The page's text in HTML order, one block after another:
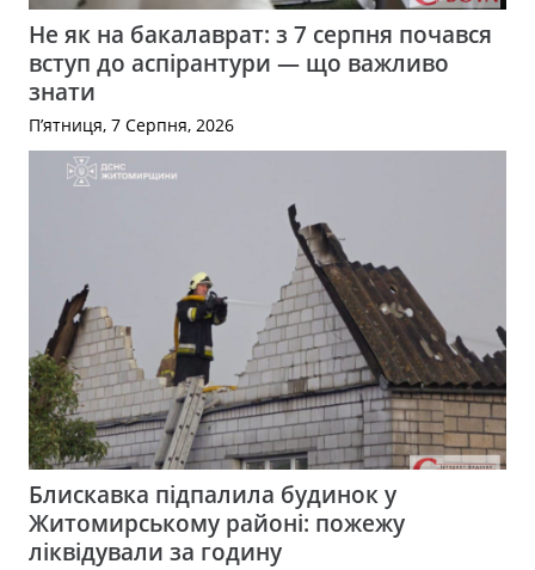
Не як на бакалаврат: з 7 серпня почався
вступ до аспірантури — що важливо
знати
П’ятниця, 7 Серпня, 2026
Блискавка підпалила будинок у
Житомирському районі: пожежу
ліквідували за годину